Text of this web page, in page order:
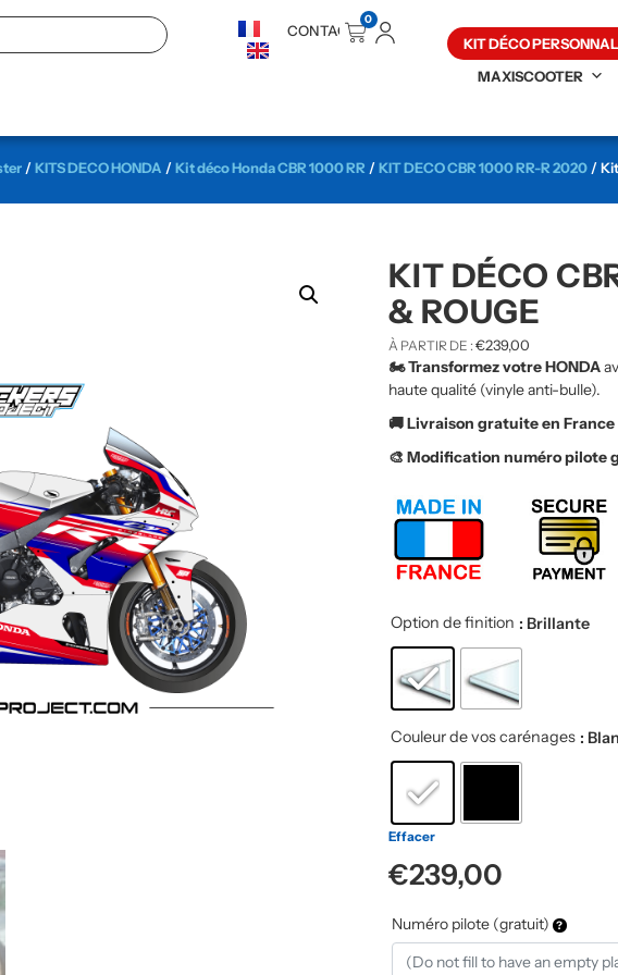
CONTACT
0
KIT DÉCO
MAXISCOOTER
/KITS DECO HONDA /Kit déco Honda CBR 1000 RR /KIT DECO CBR 1000 RR-R 2020/ Kit
KIT DÉCO
& ROUGE
À PARTIR DE : €239,00
🏍️ Transformez votre HONDA
haute qualité (vinyle anti-bulle).
🚚 Livraison gratuite en France
🎨 Modification numéro pilote
Option de finition : Brillante
Couleur de vos carénages :
Effacer
€239,00
Numéro pilote (gratuit)